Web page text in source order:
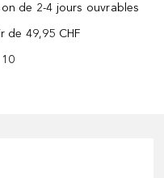
de 2-4 jours ouvrables
de 49,95 CHF